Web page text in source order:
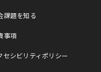
課題を知る
事項
セシビリティポリシー